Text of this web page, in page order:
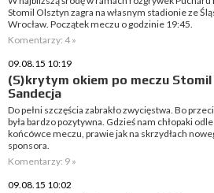
Stomil Olsztyn zagra na własnym stadionie ze
Wrocław. Początek meczu o godzinie 19:45.
Komentarzy: 4 »
09.08.15 10:19
(S)krytym okiem po meczu Stomil
Sandecja
Do pełni szczęścia zabrakło zwycięstwa. Bo
była bardzo pozytywna. Gdzieś nam chłopaki
końcówce meczu, prawie jak na skrzydłach
sponsora.
Komentarzy: 9 »
09.08.15 10:02